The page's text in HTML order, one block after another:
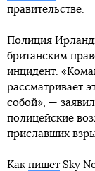
правительстве.
Полиция
британским
инцидент.
рассматривает
собой», —
полицейские
приславших
Как пишет Sky